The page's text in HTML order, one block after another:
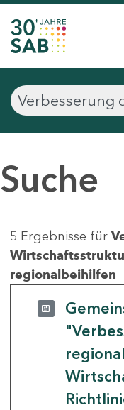
Suche
5 Ergebnisse für
regionalbeihilfen